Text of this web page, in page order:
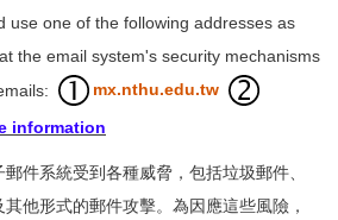
use one of the following addresses as
the email system's security mechanisms
mx.nthu.edu.tw
information
件系統受到各種威脅，包括垃圾郵件、
他形式的郵件攻擊。為因應這些風險，